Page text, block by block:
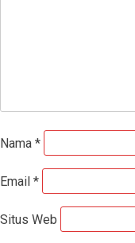
Nama *
Email *
Situs Web